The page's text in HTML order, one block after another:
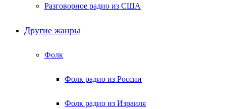
Разговорное радио из США
Другие жанры
Фолк
Фолк радио из России
Фолк радио из Израиля